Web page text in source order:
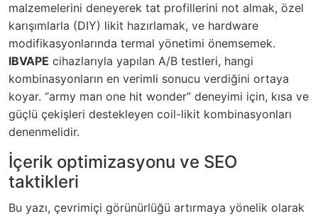
malzemelerini deneyerek tat profillerini not almak, özel
karışımlarla (DIY) likit hazırlamak, ve hardware
modifikasyonlarında termal yönetimi önemsemek.
IBVAPE cihazlarıyla yapılan A/B testleri, hangi
kombinasyonların en verimli sonucu verdiğini ortaya
koyar. “army man one hit wonder” deneyimi için, kısa ve
güçlü çekişleri destekleyen coil-likit kombinasyonları
denenmelidir.
İçerik optimizasyonu ve SEO
taktikleri
Bu yazı, çevrimiçi görünürlüğü artırmaya yönelik olarak